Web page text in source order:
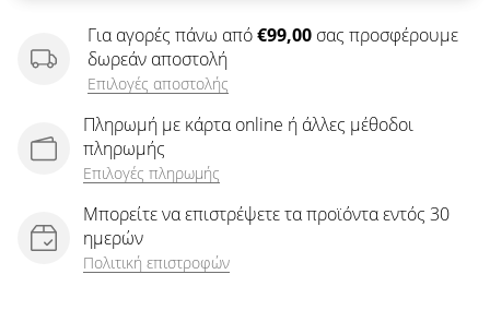
Για αγορές πάνω από€99,00 σας προσφέρουμε
δωρεάν αποστολή
Επιλογές αποστολής
Πληρωμή με κάρτα online ή άλλες μέθοδοι
πληρωμής
Επιλογές πληρωμής
Μπορείτε να επιστρέψετε τα προϊόντα εντός 30
ημερών
Πολιτική επιστροφών